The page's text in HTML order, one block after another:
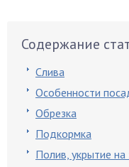
Содержание
Слива
Особенности
Обрезка
Подкормка
Полив, укрытие на